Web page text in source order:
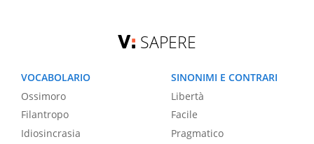
SAPERE
VOCABOLARIO
Ossimoro
Filantropo
Idiosincrasia
SINONIMI E CONTRARI
Libertà
Facile
Pragmatico